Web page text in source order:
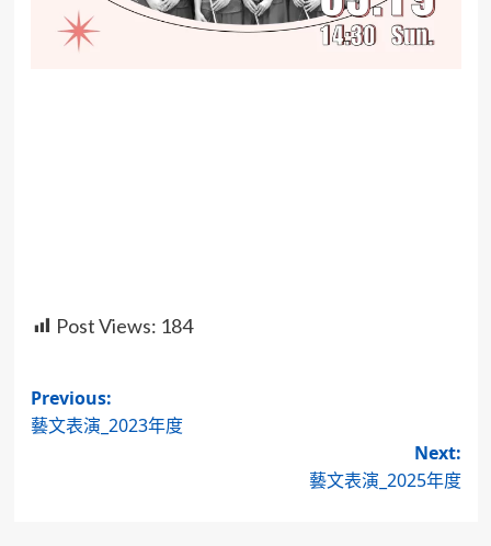
Post Views: 184
Post
navigation
Previous:
藝文表演_2023年度
Next:
藝文表演_2025年度